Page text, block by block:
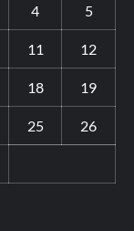
4 5
11 12
18 19
25 26